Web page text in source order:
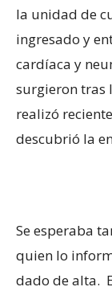
la unidad de
ingresado y
cardíaca y
surgieron tras
realizó
descubrió la
Se esperaba
quien lo
dado de alta.